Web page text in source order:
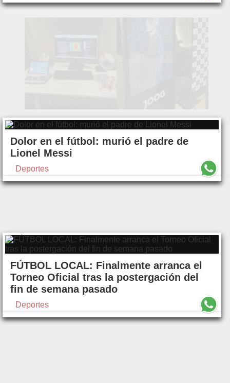
Dolor en el fútbol: murió el padre de
Lionel Messi
Deportes
FÚTBOL LOCAL: Finalmente arranca el
Torneo Oficial tras la postergación del
fin de semana pasado
Deportes